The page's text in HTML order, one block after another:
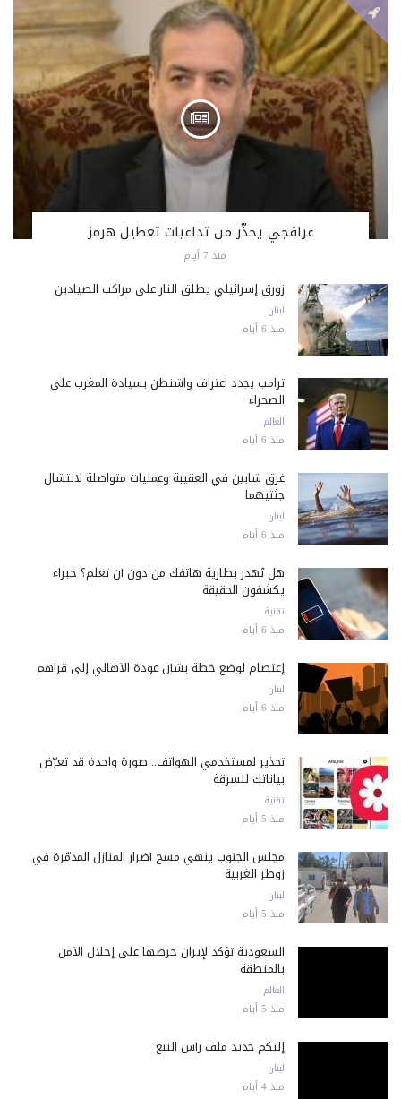
عراقجي يحذّر من تداعيات تعطيل هرمز
منذ 7 أيام
زورق إسرائيلي يطلق النار على مراكب الصيادين
لبنان
منذ 6 أيام
ترامب يجدد اعتراف واشنطن بسيادة المغرب على
الصحراء
العالم
منذ 6 أيام
غرق شابين في العقيبة وعمليات متواصلة لانتشال
جثتيهما
لبنان
منذ 6 أيام
هل تُهدر بطارية هاتفك من دون أن تعلم؟ خبراء
يكشفون الحقيقة
تقنية
منذ 6 أيام
إعتصام لوضع خطة بشأن عودة الأهالي إلى قراهم
لبنان
منذ 6 أيام
تحذير لمستخدمي الهواتف.. صورة واحدة قد تعرّض
بياناتك للسرقة
تقنية
منذ 5 أيام
مجلس الجنوب ينهي مسح أضرار المنازل المدمّرة في
زوطر الغربية
لبنان
منذ 5 أيام
السعودية تؤكد لإيران حرصها على إحلال الأمن
بالمنطقة
العالم
منذ 5 أيام
إليكم جديد ملف رأس النبع
لبنان
منذ 4 أيام